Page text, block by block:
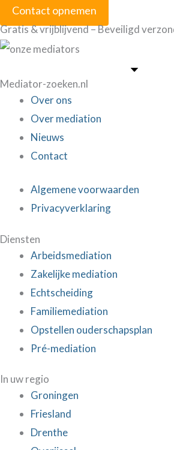
Contact opnemen
Gratis & vrijblijvend – Beveiligd
Mediator-zoeken.nl
Over ons
Over mediation
Nieuws
Contact
Algemene voorwaarden
Privacyverklaring
Diensten
Arbeidsmediation
Zakelijke mediation
Echtscheiding
Familiemediation
Opstellen ouderschapsplan
Pré-mediation
In uw regio
Groningen
Friesland
Drenthe